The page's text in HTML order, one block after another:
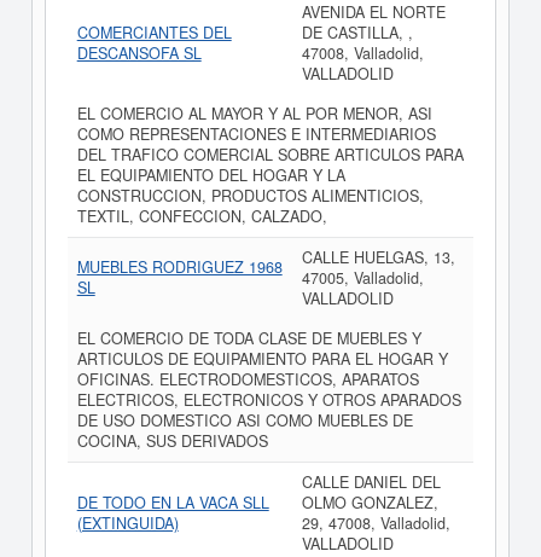
COMERCIANTES DEL
DESCANSOFA SL
AVENIDA EL NORTE
DE CASTILLA, ,
47008, Valladolid,
VALLADOLID
EL COMERCIO AL MAYOR Y AL POR MENOR, ASI
COMO REPRESENTACIONES E INTERMEDIARIOS
DEL TRAFICO COMERCIAL SOBRE ARTICULOS PARA
EL EQUIPAMIENTO DEL HOGAR Y LA
CONSTRUCCION, PRODUCTOS ALIMENTICIOS,
TEXTIL, CONFECCION, CALZADO,
MUEBLES RODRIGUEZ 1968
SL
CALLE HUELGAS, 13,
47005, Valladolid,
VALLADOLID
EL COMERCIO DE TODA CLASE DE MUEBLES Y
ARTICULOS DE EQUIPAMIENTO PARA EL HOGAR Y
OFICINAS. ELECTRODOMESTICOS, APARATOS
ELECTRICOS, ELECTRONICOS Y OTROS APARADOS
DE USO DOMESTICO ASI COMO MUEBLES DE
COCINA, SUS DERIVADOS
DE TODO EN LA VACA SLL
(EXTINGUIDA)
CALLE DANIEL DEL
OLMO GONZALEZ,
29, 47008, Valladolid,
VALLADOLID